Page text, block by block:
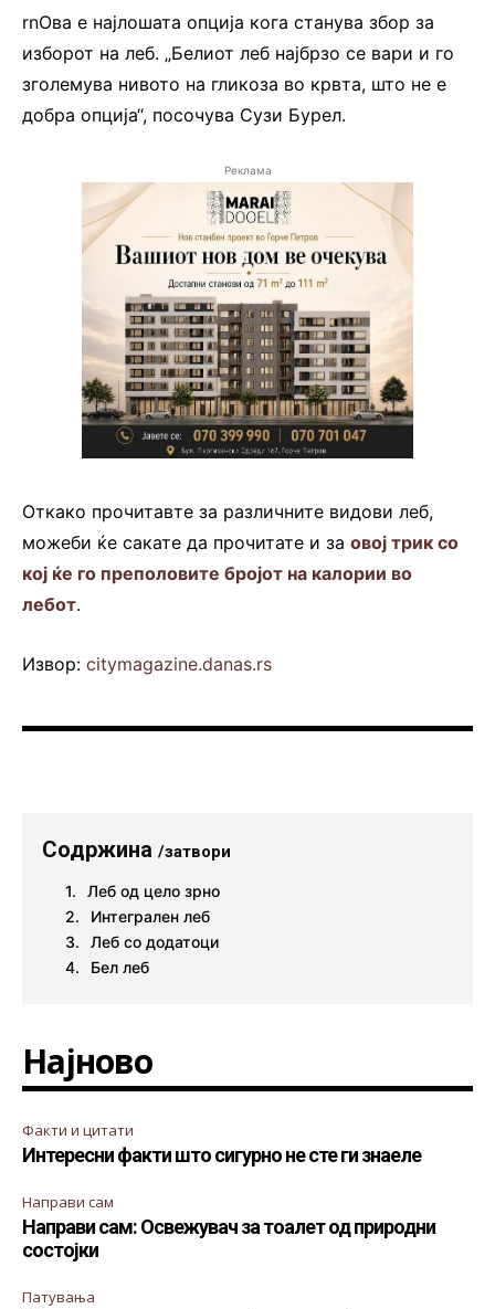
rnОва е најлошата опција кога станува збор за
изборот на леб. „Белиот леб најбрзо се вари и го
зголемува нивото на гликоза во крвта, што не е
добра опција“, посочува Сузи Бурел.
Реклама
Откако прочитавте за различните видови леб,
можеби ќе сакате да прочитате и за овој трик со
кој ќе го преполовите бројот на калории во
лебот.
Извор: citymagazine.danas.rs
Содржина /затвори
Леб од цело зрно
Интегрален леб
Леб со додатоци
Бел леб
Најново
Факти и цитати
Интересни факти што сигурно не сте ги знаеле
Направи сам
Направи сам: Освежувач за тоалет од природни
состојки
Патувања